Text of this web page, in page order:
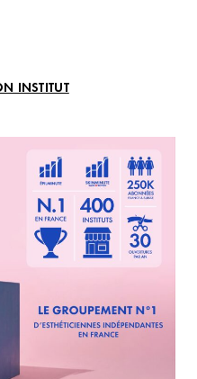
INSTITUT